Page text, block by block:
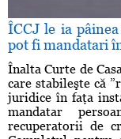
ÎCCJ le ia
pot fi mandatari
Înalta Curte de
care stabileşte că
juridice în faţa
mandatar
recuperatorii de